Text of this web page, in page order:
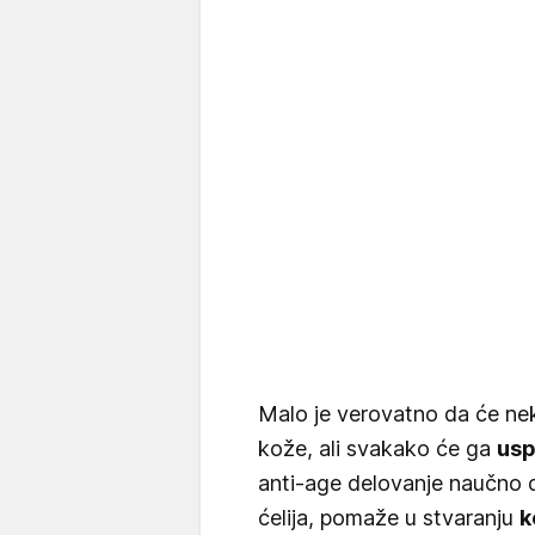
Malo je verovatno da će
kože, ali svakako će ga
anti-age delovanje naučno
ćelija, pomaže u stvaranju